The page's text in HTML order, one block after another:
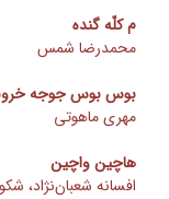
م کلّه گنده
محمدرضا شمس
بوس بوس جوجه
مهری ماهوتی
هاچین واچین
افسانه شعبان‌نژاد،